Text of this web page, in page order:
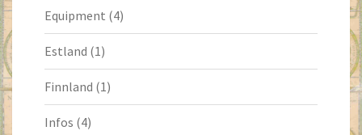
Equipment (4)
Estland (1)
Finnland (1)
Infos (4)